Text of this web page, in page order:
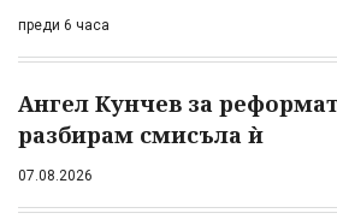
преди 6 часа
Ангел Кунчев за
разбирам смисъла ѝ
07.08.2026